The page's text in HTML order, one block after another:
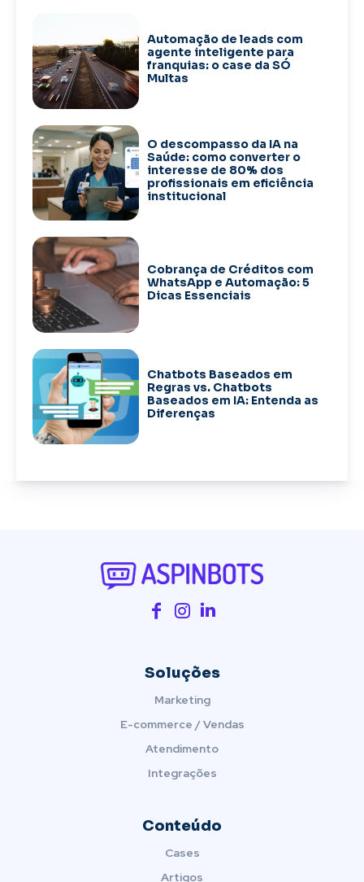
Automação de leads com
agente inteligente para
franquias: o case da SÓ
Multas
O descompasso da IA na
Saúde: como converter o
interesse de 80% dos
profissionais em eficiência
institucional
Cobrança de Créditos com
WhatsApp e Automação: 5
Dicas Essenciais
Chatbots Baseados em
Regras vs. Chatbots
Baseados em IA: Entenda as
Diferenças
Soluções
Marketing
E-commerce / Vendas
Atendimento
Integrações
Conteúdo
Cases
Artigos